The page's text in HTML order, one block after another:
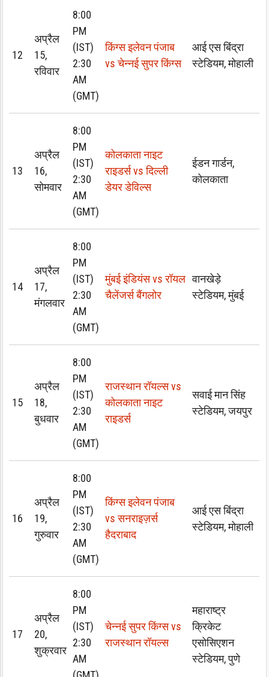
12
अप्रैल
15,
रविवार
8:00
PM
(IST)
2:30
AM
(GMT)
किंग्स इलेवन पंजाब
vs चेन्नई सुपर किंग्स
आई एस बिंद्रा
स्टेडियम, मोहाली
13
अप्रैल
16,
सोमवार
8:00
PM
(IST)
2:30
AM
(GMT)
कोलकाता नाइट
राइडर्स vs दिल्ली
डेयर डेविल्स
ईडन गार्डन,
कोलकाता
14
अप्रैल
17,
मंगलवार
8:00
PM
(IST)
2:30
AM
(GMT)
मुंबई इंडियंस vs रॉयल
चैलेंजर्स बैंगलोर
वानखेड़े
स्टेडियम, मुंबई
15
अप्रैल
18,
बुधवार
8:00
PM
(IST)
2:30
AM
(GMT)
राजस्थान रॉयल्स vs
कोलकाता नाइट
राइडर्स
सवाई मान सिंह
स्टेडियम, जयपुर
16
अप्रैल
19,
गुरुवार
8:00
PM
(IST)
2:30
AM
(GMT)
किंग्स इलेवन पंजाब
vs सनराइज़र्स
हैदराबाद
आई एस बिंद्रा
स्टेडियम, मोहाली
17
अप्रैल
20,
शुक्रवार
8:00
PM
(IST)
2:30
AM
चेन्नई सुपर किंग्स vs
राजस्थान रॉयल्स
महाराष्ट्र
क्रिकेट
एसोसिएशन
स्टेडियम, पुणे